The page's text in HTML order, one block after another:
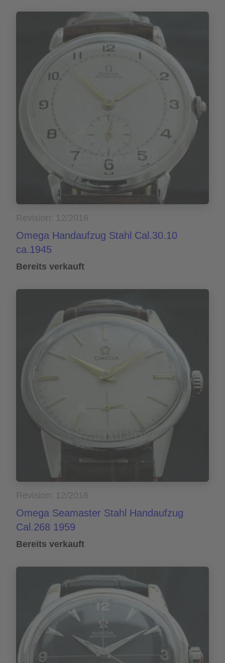
Revision: 12/2016
Omega Handaufzug Stahl Cal.30.10
ca.1945
Bereits verkauft
Revision: 12/2016
Omega Seamaster Stahl Handaufzug
Cal.268 1959
Bereits verkauft